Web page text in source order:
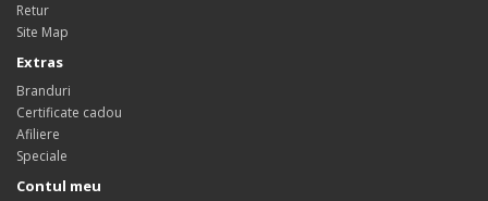
Retur
Site Map
Extras
Branduri
Certificate cadou
Afiliere
Speciale
Contul meu